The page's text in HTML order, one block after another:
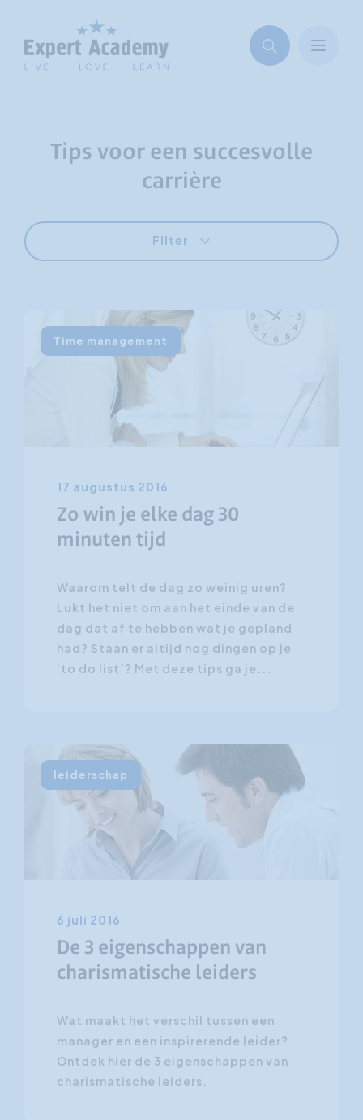
Tips voor een succesvolle
carrière
Filter
Time management
17 augustus 2016
Zo win je elke dag 30
minuten tijd
Waarom telt de dag zo weinig uren?
Lukt het niet om aan het einde van de
dag dat af te hebben wat je gepland
had? Staan er altijd nog dingen op je
‘to do list’? Met deze tips ga je...
leiderschap
6 juli 2016
De 3 eigenschappen van
charismatische leiders
Wat maakt het verschil tussen een
manager en een inspirerende leider?
Ontdek hier de 3 eigenschappen van
charismatische leiders.